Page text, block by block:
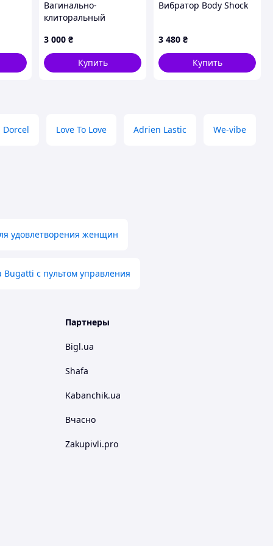
Вагинально-
клиторальный
«Бабочка»
3 000 ₴
Купить
Вибратор Body Shock
3 480 ₴
Купить
Dorcel Love To Love Adrien Lastic We-vibe
удовлетворения женщин
с пультом управления
Партнеры
Bigl.ua
Shafa
Kabanchik.ua
Вчасно
Zakupivli.pro